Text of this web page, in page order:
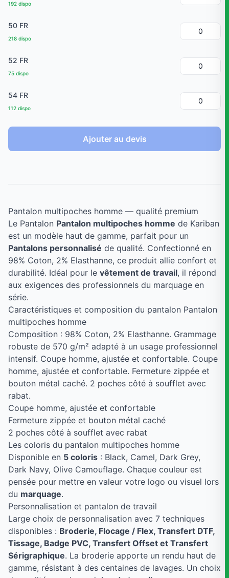
192 dispo
50 FR
218 dispo
52 FR
75 dispo
54 FR
112 dispo
Ajouter au devis
Pantalon multipoches homme — qualité premium
Le Pantalon Pantalon multipoches homme de Kariban
est un modèle haut de gamme, parfait pour un
Pantalons personnalisé de qualité. Confectionné en
98% Coton, 2% Elasthanne, ce produit allie confort et
durabilité. Idéal pour le vêtement de travail, il répond
aux exigences des professionnels du marquage en
série.
Caractéristiques et composition du pantalon Pantalon
multipoches homme
Composition : 98% Coton, 2% Elasthanne. Grammage
robuste de 570 g/m² adapté à un usage professionnel
intensif. Coupe homme, ajustée et confortable. Coupe
homme, ajustée et confortable. Fermeture zippée et
bouton métal caché. 2 poches côté à soufflet avec
rabat.
Coupe homme, ajustée et confortable
Fermeture zippée et bouton métal caché
2 poches côté à soufflet avec rabat
Les coloris du pantalon multipoches homme
Disponible en 5 coloris : Black, Camel, Dark Grey,
Dark Navy, Olive Camouflage. Chaque couleur est
pensée pour mettre en valeur votre logo ou visuel lors
du marquage.
Personnalisation et pantalon de travail
Large choix de personnalisation avec 7 techniques
disponibles : Broderie, Flocage / Flex, Transfert DTF,
Tissage, Badge PVC, Transfert Offset et Transfert
Sérigraphique. La broderie apporte un rendu haut de
gamme, résistant à des centaines de lavages. Un choix